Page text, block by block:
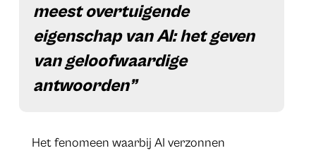
meest overtuigende
eigenschap van AI: het geven
van geloofwaardige
antwoorden”
Het fenomeen waarbij AI verzonnen